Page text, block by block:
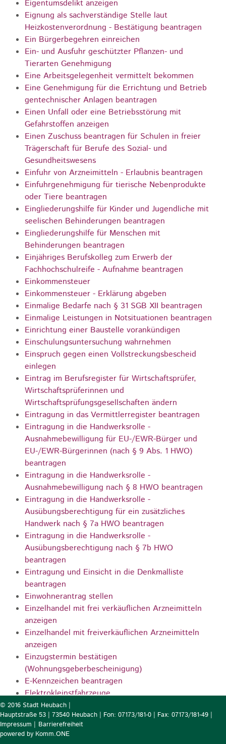
Eigentumsdelikt anzeigen
Eignung als sachverständige Stelle laut
Heizkostenverordnung - Bestätigung beantragen
Ein Bürgerbegehren einreichen
Ein- und Ausfuhr geschützter Pflanzen- und
Tierarten Genehmigung
Eine Arbeitsgelegenheit vermittelt bekommen
Eine Genehmigung für die Errichtung und Betrieb
gentechnischer Anlagen beantragen
Einen Unfall oder eine Betriebsstörung mit
Gefahrstoffen anzeigen
Einen Zuschuss beantragen für Schulen in freier
Trägerschaft für Berufe des Sozial- und
Gesundheitswesens
Einfuhr von Arzneimitteln - Erlaubnis beantragen
Einfuhrgenehmigung für tierische Nebenprodukte
oder Tiere beantragen
Eingliederungshilfe für Kinder und Jugendliche mit
seelischen Behinderungen beantragen
Eingliederungshilfe für Menschen mit
Behinderungen beantragen
Einjähriges Berufskolleg zum Erwerb der
Fachhochschulreife - Aufnahme beantragen
Einkommensteuer
Einkommensteuer - Erklärung abgeben
Einmalige Bedarfe nach § 31 SGB XII beantragen
Einmalige Leistungen in Notsituationen beantragen
Einrichtung einer Baustelle vorankündigen
Einschulungsuntersuchung wahrnehmen
Einspruch gegen einen Vollstreckungsbescheid
einlegen
Eintrag im Berufsregister für Wirtschaftsprüfer,
Wirtschaftsprüferinnen und
Wirtschaftsprüfungsgesellschaften ändern
Eintragung in das Vermittlerregister beantragen
Eintragung in die Handwerksrolle -
Ausnahmebewilligung für EU-/EWR-Bürger und
EU-/EWR-Bürgerinnen (nach § 9 Abs. 1 HWO)
beantragen
Eintragung in die Handwerksrolle -
Ausnahmebewilligung nach § 8 HWO beantragen
Eintragung in die Handwerksrolle -
Ausübungsberechtigung für ein zusätzliches
Handwerk nach § 7a HWO beantragen
Eintragung in die Handwerksrolle -
Ausübungsberechtigung nach § 7b HWO
beantragen
Eintragung und Einsicht in die Denkmalliste
beantragen
Einwohnerantrag stellen
Einzelhandel mit frei verkäuflichen Arzneimitteln
anzeigen
Einzelhandel mit freiverkäuflichen Arzneimitteln
anzeigen
Einzugstermin bestätigen
(Wohnungsgeberbescheinigung)
E-Kennzeichen beantragen
Elektrokleinstfahrzeuge
Elektronische Institutionenkarte (SMC-B) als
Institution mit Beschäftigten in
Gesundheitsfachberufen beantragen
© 2016 Stadt Heubach |
Hauptstraße 53 | 73540 Heubach | Fon: 07173/181-0 | Fax: 07173/181-49 |
Impressum | Barrierefreiheit
powered by Komm.ONE